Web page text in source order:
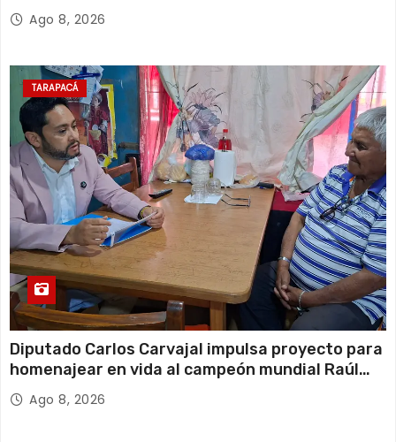
Ago 8, 2026
TARAPACÁ
Diputado Carlos Carvajal impulsa proyecto para
homenajear en vida al campeón mundial Raúl
Choque
Ago 8, 2026